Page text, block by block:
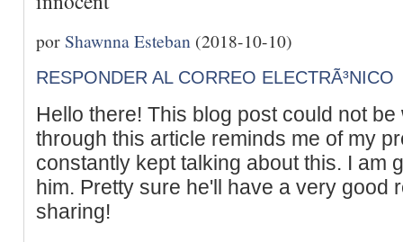
porShawnna Esteban (2018-10-10)
RESPONDER AL CORREO ELECTRÃ³NICO
Hello there! This blog post could not
through this article reminds me of my
constantly kept talking about this. I am
him. Pretty sure he'll have a very good
sharing!